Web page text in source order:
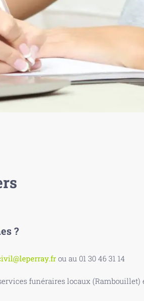
?
ou au 01 30 46 31 14
funéraires locaux (Rambouillet)